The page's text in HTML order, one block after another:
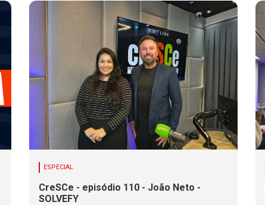
ESPECIAL
CreSCe - episódio 110 - João Neto -
SOLVEFY